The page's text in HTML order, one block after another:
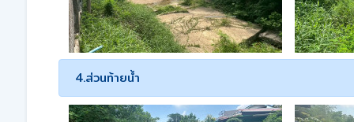
4.ส่วนท้ายน้ำ